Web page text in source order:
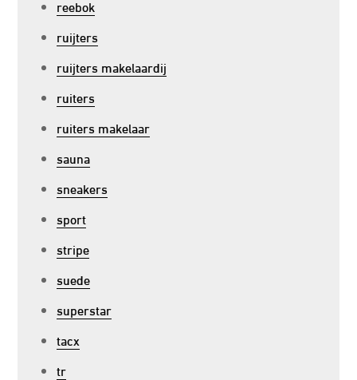
reebok
ruijters
ruijters makelaardij
ruiters
ruiters makelaar
sauna
sneakers
sport
stripe
suede
superstar
tacx
tr